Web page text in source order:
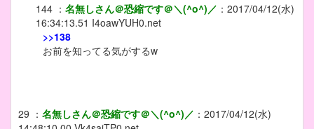
144 ： 名無しさん＠恐縮です＠＼(^o^)／ ： 2017/04/12(水)
16:34:13.51 I4oawYUH0.net
>>138
お前を知ってる気がするw
29 ： 名無しさん＠恐縮です＠＼(^o^)／ ： 2017/04/12(水)